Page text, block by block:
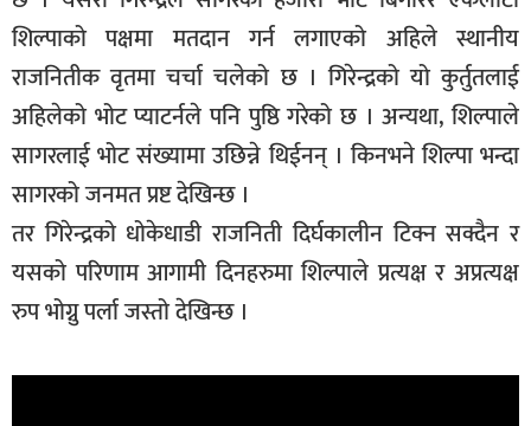
शिल्पाको पक्षमा मतदान गर्न लगाएको अहिले स्थानीय
राजनितीक वृतमा चर्चा चलेको छ । गिरेन्द्रको यो कुर्तुतलाई
अहिलेको भोट प्याटर्नले पनि पुष्ठि गरेको छ । अन्यथा, शिल्पाले
सागरलाई भोट संख्यामा उछिन्ने थिईनन् । किनभने शिल्पा भन्दा
सागरको जनमत प्रष्ट देखिन्छ ।
तर गिरेन्द्रको धोकेधाडी राजनिती दिर्घकालीन टिक्न सक्दैन र
यसको परिणाम आगामी दिनहरुमा शिल्पाले प्रत्यक्ष र अप्रत्यक्ष
रुप भोग्नु पर्ला जस्तो देखिन्छ ।